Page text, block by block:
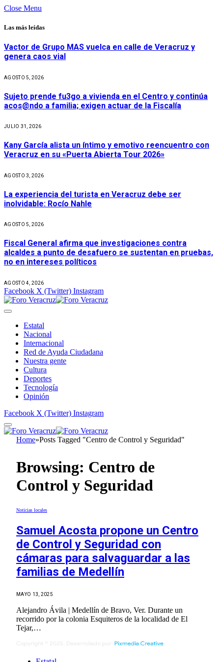
Close Menu
Las más leídas
Vactor de Grupo MAS vuelca en calle de Veracruz y
genera caos vial
AGOSTO 5, 2026
Sujeto prende fu3go a vivienda en el Centro y continúa
acos@ndo a familia; exigen actuar de la Fiscalía
JULIO 31, 2026
Kany García alista un íntimo y emotivo reencuentro con
Veracruz en su «Puerta Abierta Tour 2026»
AGOSTO 3, 2026
La experiencia del turista en Veracruz debe ser
inolvidable: Rocío Nahle
AGOSTO 5, 2026
Fiscal General afirma que investigaciones contra
alcaldes a punto de desafuero se sustentan en pruebas,
no en intereses políticos
AGOSTO 4, 2026
Facebook X (Twitter) Instagram
Estatal
Nacional
Internacional
Red de Ayuda Ciudadana
Nuestra gente
Cultura
Deportes
Tecnología
Opinión
Facebook X (Twitter) Instagram
Home»Posts Tagged "Centro de Control y Seguridad"
Browsing: Centro de
Control y Seguridad
Noticias locales
Samuel Acosta propone un Centro
de Control y Seguridad con
cámaras para salvaguardar a las
familias de Medellín
MAYO 13, 2025
Alejandro Ávila | Medellín de Bravo, Ver. Durante un
recorrido por la colonia Esquiteros de la localidad de El
Tejar,…